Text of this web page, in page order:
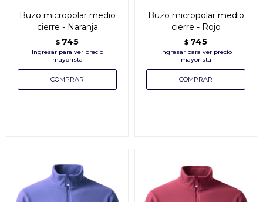
Buzo micropolar medio
cierre - Naranja
$ 745
Buzo micropolar medio
cierre - Rojo
$ 745